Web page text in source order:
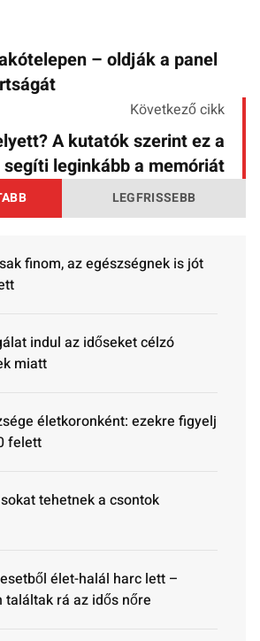
– oldják a panel
Következő cikk
A kutatók szerint ez a
segíti leginkább a memóriát
LEGFRISSEBB
finom, az egészségnek is jót
indul az időseket célzó
miatt
életkoronként: ezekre figyelj
felett
tehetnek a csontok
élet-halál harc lett –
találtak rá az idős nőre